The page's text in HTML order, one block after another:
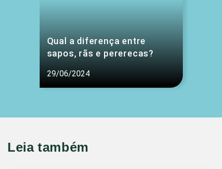
Qual a diferença entre
sapos, rãs e pererecas?
29/06/2024
Leia também